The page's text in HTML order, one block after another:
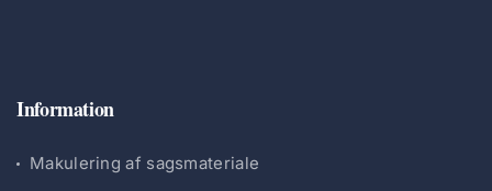
Information
Makulering af sagsmateriale